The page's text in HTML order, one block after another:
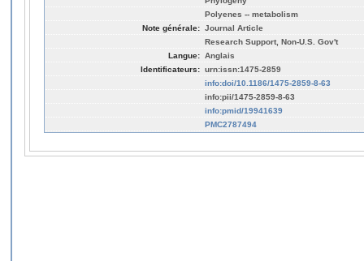
Polyenes -- metabolism
Note générale: Journal Article
Research Support, Non-U.S. Gov't
Langue: Anglais
Identificateurs: urn:issn:1475-2859
info:doi/10.1186/1475-2859-8-63
info:pii/1475-2859-8-63
info:pmid/19941639
PMC2787494